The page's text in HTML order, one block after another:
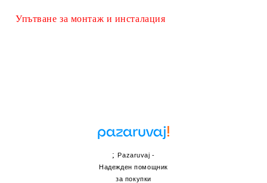
Упътване за монтаж и инсталация
;Pazaruvaj -
Надежден помощник
за покупки